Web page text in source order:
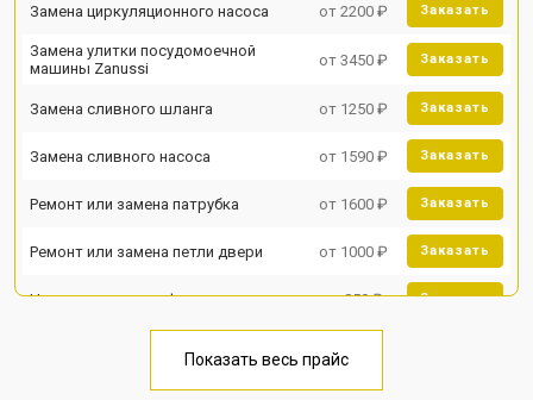
Замена циркуляционного насоса от 2200 ₽ Заказать
Замена улитки посудомоечной
машины Zanussi
от 3450 ₽ Заказать
Замена сливного шланга от 1250 ₽ Заказать
Замена сливного насоса от 1590 ₽ Заказать
Ремонт или замена патрубка от 1600 ₽ Заказать
Ремонт или замена петли двери от 1000 ₽ Заказать
Чистка заливного фильтра-сеточки от 850 ₽ Заказать
Ремонт теплообменника от 2000 ₽
Показать весь прайс